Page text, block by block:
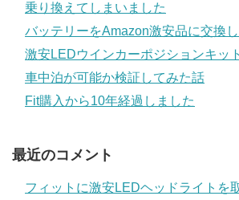
乗り換えてしまいました
バッテリーをAmazon激安品に交換
激安LEDウインカーポジションキッ
車中泊が可能か検証してみた話
Fit購入から10年経過しました
最近のコメント
フィットに激安LEDヘッドライトを